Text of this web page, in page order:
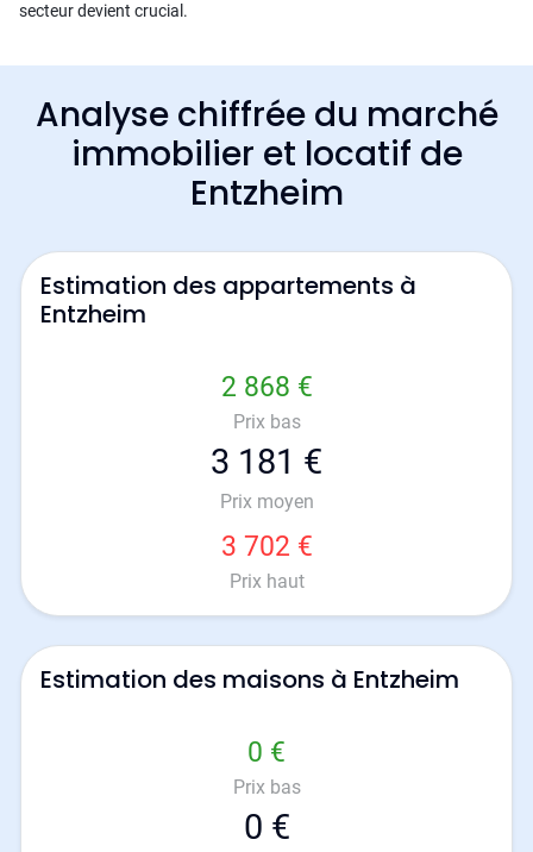
secteur devient crucial.
Analyse chiffrée du marché
immobilier et locatif de
Entzheim
Estimation des appartements à
Entzheim
2 868 €
Prix bas
3 181 €
Prix moyen
3 702 €
Prix haut
Estimation des maisons à Entzheim
0 €
Prix bas
0 €